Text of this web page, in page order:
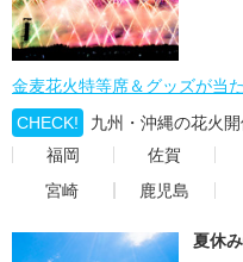
金麦花火特等席＆グッズが当
CHECK!
九州・沖縄の花火
福岡
佐賀
宮崎
鹿児島
夏休